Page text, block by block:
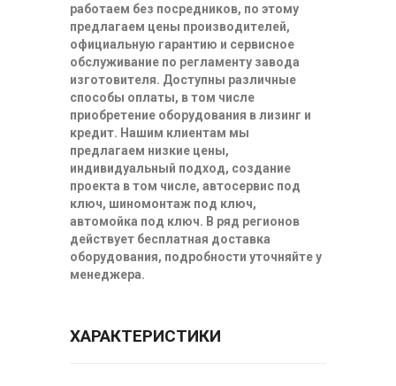
работаем без посредников, по этому
предлагаем цены производителей,
официальную гарантию и сервисное
обслуживание по регламенту завода
изготовителя. Доступны различные
способы оплаты, в том числе
приобретение оборудования в лизинг и
кредит. Нашим клиентам мы
предлагаем низкие цены,
индивидуальный подход, создание
проекта в том числе, автосервис под
ключ, шиномонтаж под ключ,
автомойка под ключ. В ряд регионов
действует бесплатная доставка
оборудования, подробности уточняйте у
менеджера.
ХАРАКТЕРИСТИКИ